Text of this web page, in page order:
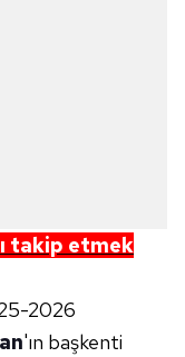
takip etmek
2026
'ın başkenti